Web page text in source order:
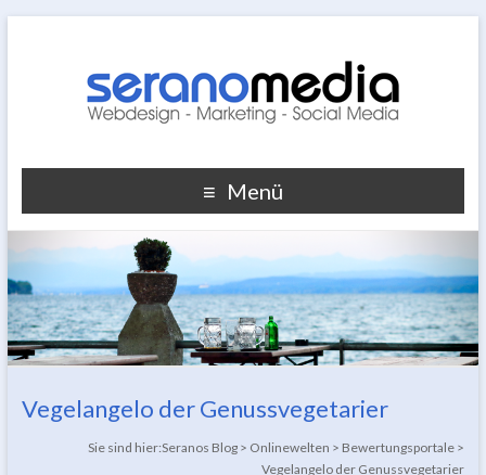
Menü
Vegelangelo der Genussvegetarier
Sie sind hier:Seranos Blog > Onlinewelten > Bewertungsportale >
Vegelangelo der Genussvegetarier